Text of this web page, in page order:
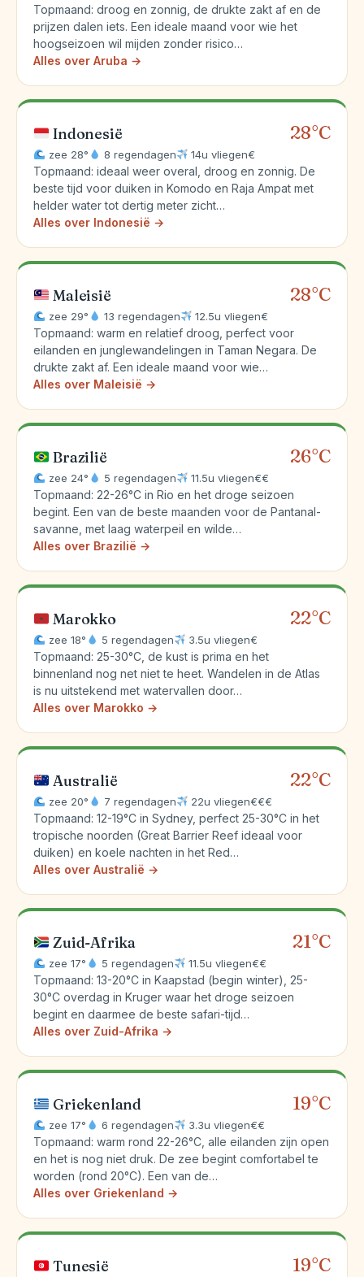
Topmaand: droog en zonnig, de drukte zakt af en de
prijzen dalen iets. Een ideale maand voor wie het
hoogseizoen wil mijden zonder risico…
Alles over Aruba →
Indonesië 28°C
zee 28° 8 regendagen 14u vliegen€
Topmaand: ideaal weer overal, droog en zonnig. De
beste tijd voor duiken in Komodo en Raja Ampat met
helder water tot dertig meter zicht…
Alles over Indonesië →
Maleisië 28°C
zee 29° 13 regendagen 12.5u vliegen€
Topmaand: warm en relatief droog, perfect voor
eilanden en junglewandelingen in Taman Negara. De
drukte zakt af. Een ideale maand voor wie…
Alles over Maleisië →
Brazilië 26°C
zee 24° 5 regendagen 11.5u vliegen€€
Topmaand: 22-26°C in Rio en het droge seizoen
begint. Een van de beste maanden voor de Pantanal-
savanne, met laag waterpeil en wilde…
Alles over Brazilië →
Marokko 22°C
zee 18° 5 regendagen 3.5u vliegen€
Topmaand: 25-30°C, de kust is prima en het
binnenland nog net niet te heet. Wandelen in de Atlas
is nu uitstekend met watervallen door…
Alles over Marokko →
Australië 22°C
zee 20° 7 regendagen 22u vliegen€€€
Topmaand: 12-19°C in Sydney, perfect 25-30°C in het
tropische noorden (Great Barrier Reef ideaal voor
duiken) en koele nachten in het Red…
Alles over Australië →
Zuid-Afrika 21°C
zee 17° 5 regendagen 11.5u vliegen€€
Topmaand: 13-20°C in Kaapstad (begin winter), 25-
30°C overdag in Kruger waar het droge seizoen
begint en daarmee de beste safari-tijd…
Alles over Zuid-Afrika →
Griekenland 19°C
zee 17° 6 regendagen 3.3u vliegen€€
Topmaand: warm rond 22-26°C, alle eilanden zijn open
en het is nog niet druk. De zee begint comfortabel te
worden (rond 20°C). Een van de…
Alles over Griekenland →
Tunesië 19°C